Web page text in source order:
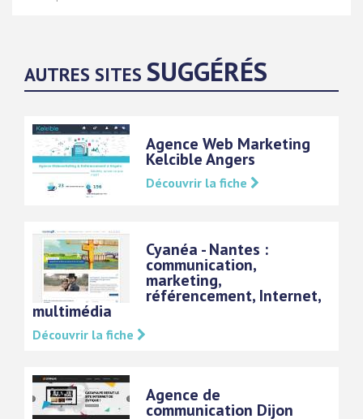
AUTRES SITES SUGGÉRÉS
Agence Web Marketing
Kelcible Angers
Découvrir la fiche
Cyanéa - Nantes :
communication,
marketing,
référencement, Internet,
multimédia
Découvrir la fiche
Agence de
communication Dijon